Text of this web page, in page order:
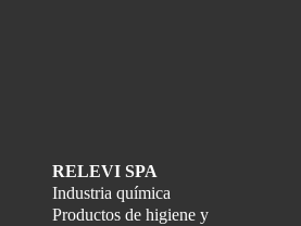
RELEVI SPA
Industria química
Productos de higiene y